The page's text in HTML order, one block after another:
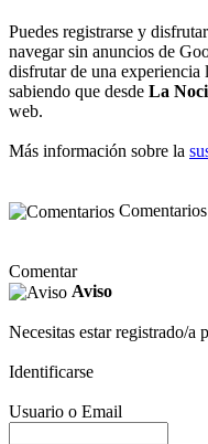
Puedes registrarse y
navegar sin anuncios de
disfrutar de una
sabiendo que desde La
web.
Más información sobre la
Comentarios
Comentar
Aviso
Necesitas estar registrado/a
Identificarse
Usuario o Email